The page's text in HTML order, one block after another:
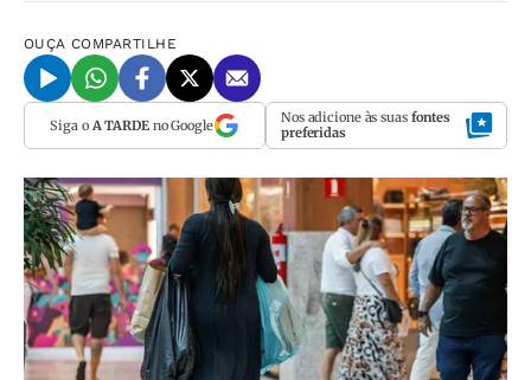
OUÇA COMPARTILHE
Siga o A TARDEno Google Nos adicione às suas fontes
preferidas